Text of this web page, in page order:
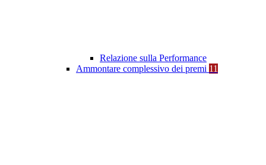
Relazione sulla Performance
Ammontare complessivo dei premi 11